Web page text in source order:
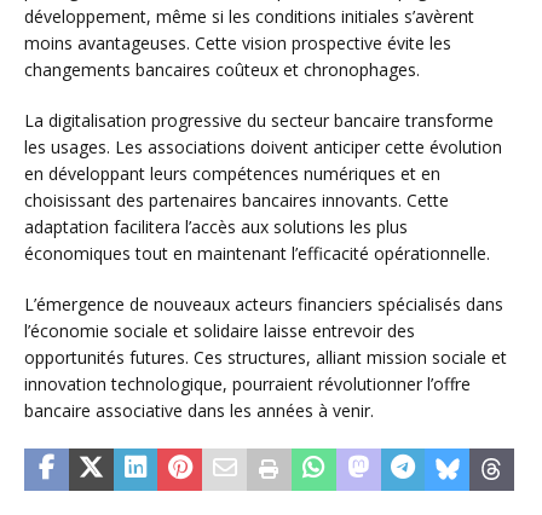
développement, même si les conditions initiales s’avèrent
moins avantageuses. Cette vision prospective évite les
changements bancaires coûteux et chronophages.
La digitalisation progressive du secteur bancaire transforme
les usages. Les associations doivent anticiper cette évolution
en développant leurs compétences numériques et en
choisissant des partenaires bancaires innovants. Cette
adaptation facilitera l’accès aux solutions les plus
économiques tout en maintenant l’efficacité opérationnelle.
L’émergence de nouveaux acteurs financiers spécialisés dans
l’économie sociale et solidaire laisse entrevoir des
opportunités futures. Ces structures, alliant mission sociale et
innovation technologique, pourraient révolutionner l’offre
bancaire associative dans les années à venir.